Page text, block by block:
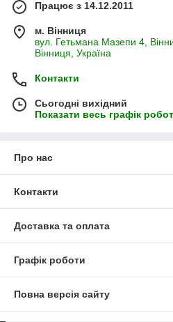
Працює з 14.12.2011
м. Вінниця
вул. Гетьмана Мазепи 4,
Вінниця, Україна
Контакти
Сьогодні вихідний
Показати весь графік
Про нас
Контакти
Доставка та оплата
Графік роботи
Повна версія сайту